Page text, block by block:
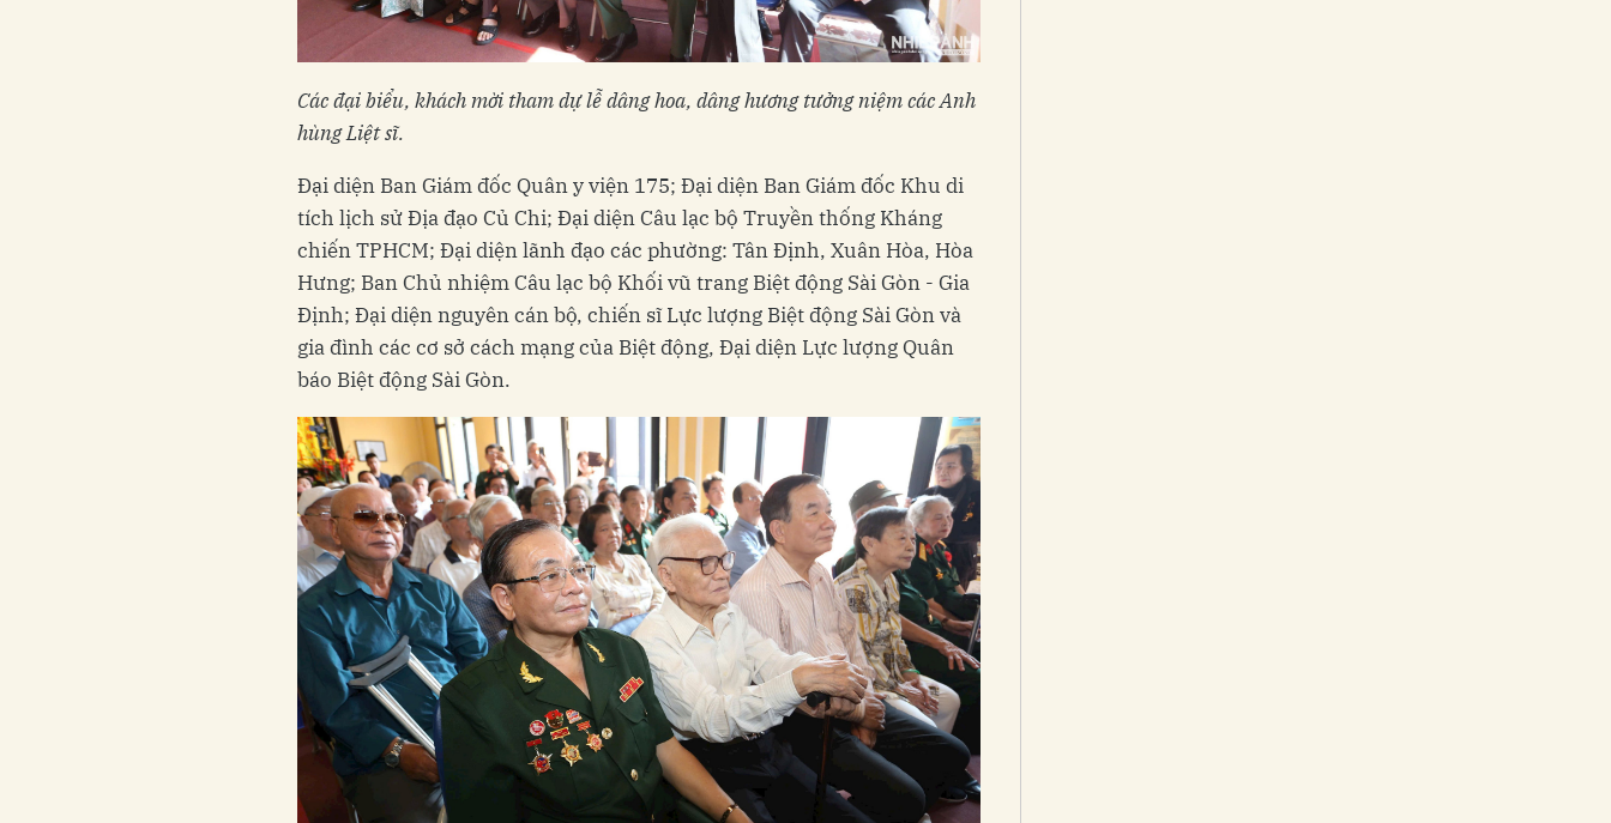
Các đại biểu, khách mời tham dự lễ dâng hoa, dâng hương tưởng niệm các Anh
hùng Liệt sĩ.
Đại diện Ban Giám đốc Quân y viện 175; Đại diện Ban Giám đốc Khu di
tích lịch sử Địa đạo Củ Chi; Đại diện Câu lạc bộ Truyền thống Kháng
chiến TPHCM; Đại diện lãnh đạo các phường: Tân Định, Xuân Hòa, Hòa
Hưng; Ban Chủ nhiệm Câu lạc bộ Khối vũ trang Biệt động Sài Gòn - Gia
Định; Đại diện nguyên cán bộ, chiến sĩ Lực lượng Biệt động Sài Gòn và
gia đình các cơ sở cách mạng của Biệt động, Đại diện Lực lượng Quân
báo Biệt động Sài Gòn.